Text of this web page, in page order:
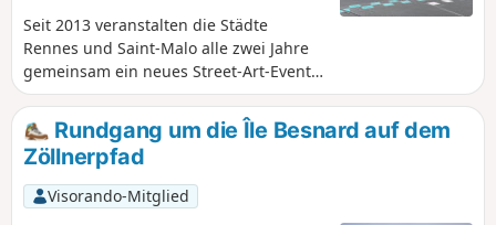
Seit 2013 veranstalten die Städte
Rennes und Saint-Malo alle zwei Jahre
gemeinsam ein neues Street-Art-Event.
Zu diesem Anlass schmücken Werke von
Street-Art-Künstlern die Wände der
Stadt, die sich in riesige, farbenfrohe
Wandgemälde verwandeln. So entsteht
diese vergängliche Kunst, die im Laufe
der einzelnen Ausgaben wieder
Rundgang um die Île Besnard auf dem
Zöllnerpfad
Visorando-Mitglied